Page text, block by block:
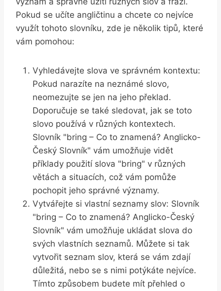
Pokud se učíte angličtinu a chcete co nejvíce
využít tohoto slovníku, zde je několik tipů, které
vám pomohou:
Vyhledávejte slova ve správném kontextu:
Pokud narazíte na neznámé slovo,
neomezujte se jen na jeho překlad.
Doporučuje se také sledovat, jak se toto
slovo používá v různých kontextech.
Slovník "bring – Co to znamená? Anglicko-
Český Slovník" vám umožňuje vidět
příklady použití slova "bring" v různých
větách a situacích, což vám pomůže
pochopit jeho správné významy.
Vytvářejte si vlastní seznamy slov: Slovník
"bring – Co to znamená? Anglicko-Český
Slovník" vám umožňuje ukládat slova do
svých vlastních seznamů. Můžete si tak
vytvořit seznam slov, která se vám zdají
důležitá, nebo se s nimi potýkáte nejvíce.
Tímto způsobem budete mít přehled o